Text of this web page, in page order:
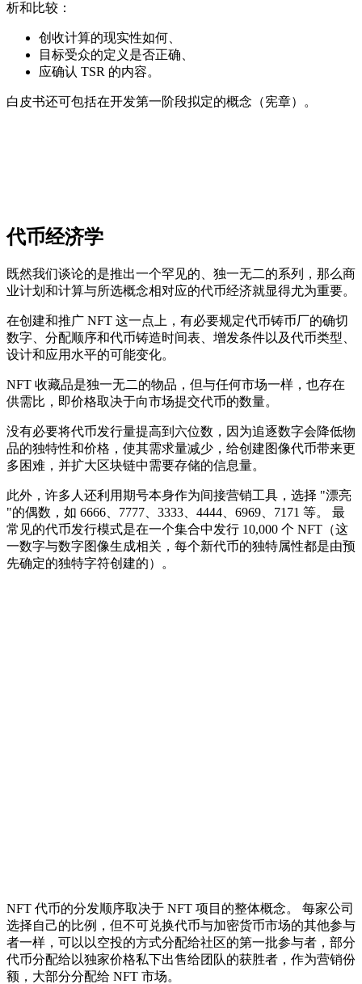
析和比较：
创收计算的现实性如何、
目标受众的定义是否正确、
应确认 TSR 的内容。
白皮书还可包括在开发第一阶段拟定的概念（宪章）。
代币经济学
既然我们谈论的是推出一个罕见的、独一无二的系列，那么商
业计划和计算与所选概念相对应的代币经济就显得尤为重要。
在创建和推广 NFT 这一点上，有必要规定代币铸币厂的确切
数字、分配顺序和代币铸造时间表、增发条件以及代币类型、
设计和应用水平的可能变化。
NFT 收藏品是独一无二的物品，但与任何市场一样，也存在
供需比，即价格取决于向市场提交代币的数量。
没有必要将代币发行量提高到六位数，因为追逐数字会降低物
品的独特性和价格，使其需求量减少，给创建图像代币带来更
多困难，并扩大区块链中需要存储的信息量。
此外，许多人还利用期号本身作为间接营销工具，选择 "漂亮
"的偶数，如 6666、7777、3333、4444、6969、7171 等。 最
常见的代币发行模式是在一个集合中发行 10,000 个 NFT（这
一数字与数字图像生成相关，每个新代币的独特属性都是由预
先确定的独特字符创建的）。
NFT 代币的分发顺序取决于 NFT 项目的整体概念。 每家公司
选择自己的比例，但不可兑换代币与加密货币市场的其他参与
者一样，可以以空投的方式分配给社区的第一批参与者，部分
代币分配给以独家价格私下出售给团队的获胜者，作为营销份
额，大部分分配给 NFT 市场。